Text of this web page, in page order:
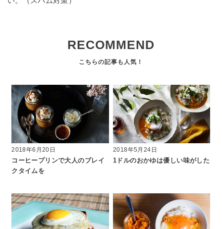
RECOMMEND
2018年6月20日
コーヒープリンで大人のブレイ
クタイムを
2018年5月24日
1ドルのおかゆは優しい味がした